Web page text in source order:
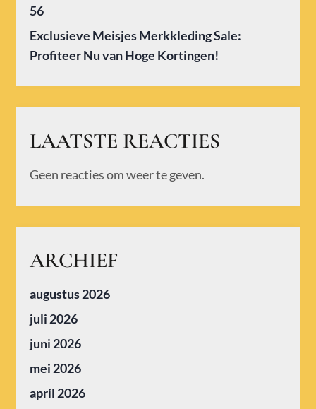
56
Exclusieve Meisjes Merkkleding Sale:
Profiteer Nu van Hoge Kortingen!
LAATSTE REACTIES
Geen reacties om weer te geven.
ARCHIEF
augustus 2026
juli 2026
juni 2026
mei 2026
april 2026